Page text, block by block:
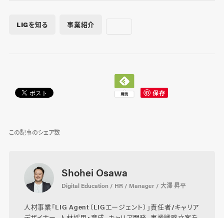
LIGを知る 事業紹介
この記事のシェア数
Shohei Osawa
Digital Education / HR / Manager / 大澤 昇平
人材事業「LIG Agent（LIGエージェント）」責任者/キャリア